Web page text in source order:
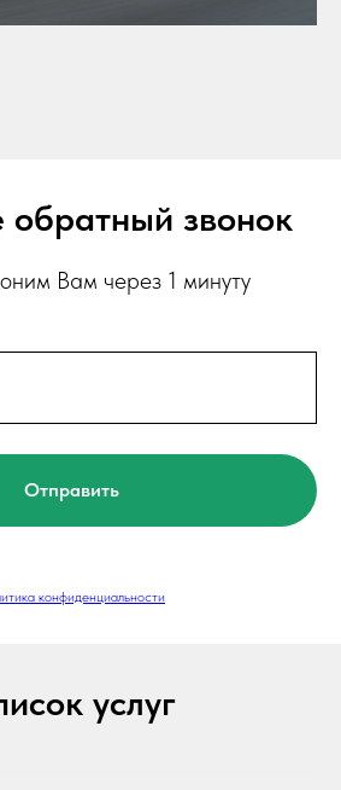
обратный звонок
Вам через 1 минуту
Отправить
конфиденциальности
услуг